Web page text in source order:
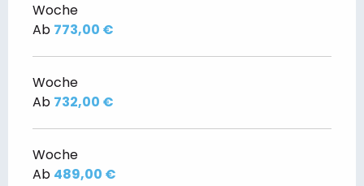
Woche
Ab 773,00 €
Woche
Ab 732,00 €
Woche
Ab 489,00 €